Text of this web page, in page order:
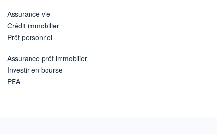
Assurance vie
Crédit immobilier
Prêt personnel
Assurance prêt immobilier
Investir en bourse
PEA